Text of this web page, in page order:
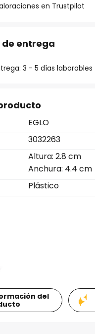
en Trustpilot
entrega
3 - 5 días laborables
EGLO
3032263
Altura: 2.8 cm
Anchura: 4.4 cm
Plástico
del